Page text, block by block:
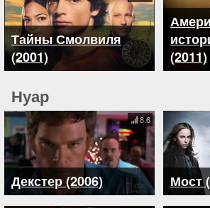
Тайны Смолвиля
(2001)
(2011)
Нуар
Декстер (2006)
8.6
Мост